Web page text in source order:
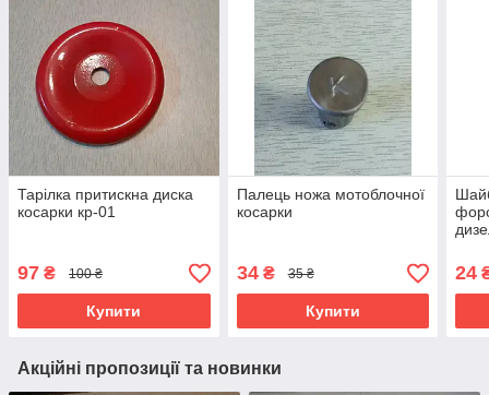
Тарілка притискна диска
косарки кр-01
97 ₴ 100 ₴
Купити
Палець ножа мотоблочної
косарки
34₴ 35 ₴
Купити
24
Акційні пропозиції та новинки